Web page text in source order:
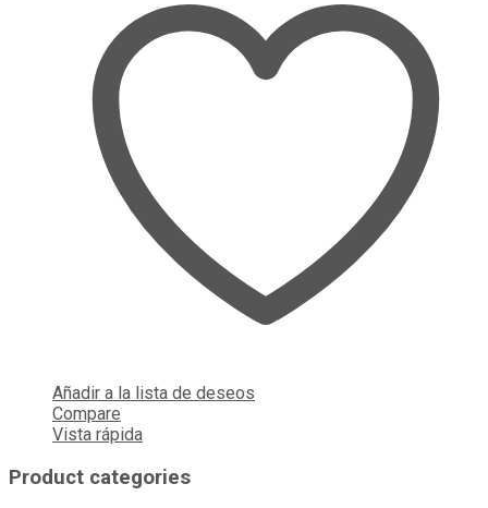
Añadir a la lista de deseos
Compare
Vista rápida
Product categories